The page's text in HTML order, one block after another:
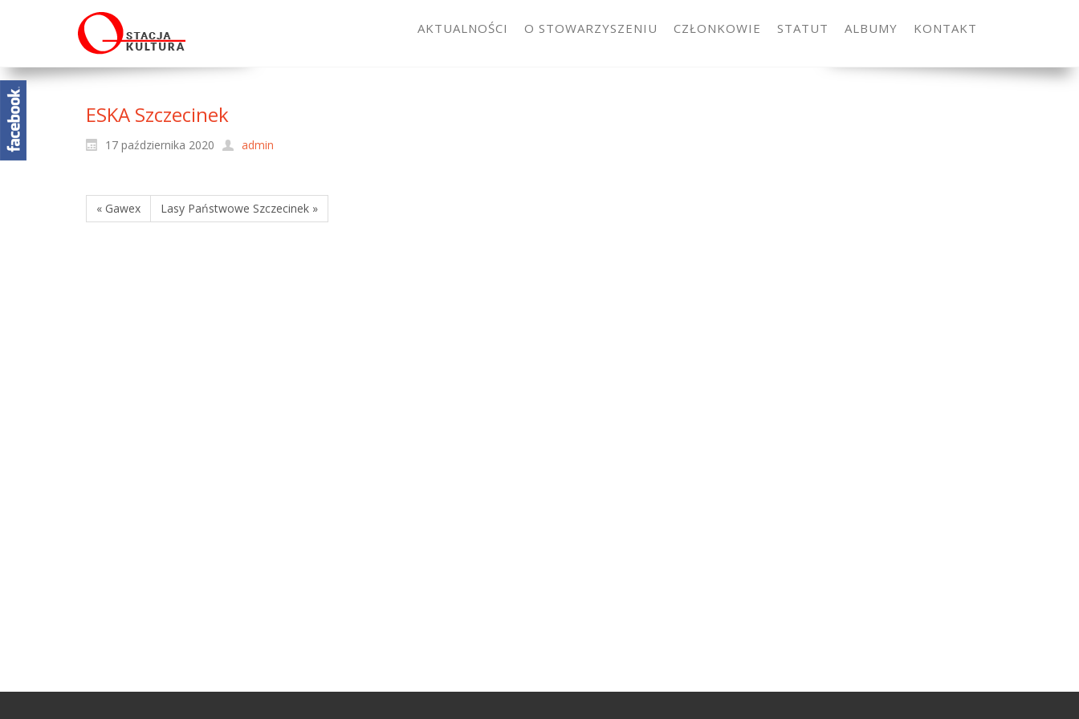
AKTUALNOŚCI O STOWARZYSZENIU CZŁONKOWIE STATUT ALBUMY KONTAKT
ESKA Szczecinek
17 października 2020 admin
« Gawex Lasy Państwowe Szczecinek »